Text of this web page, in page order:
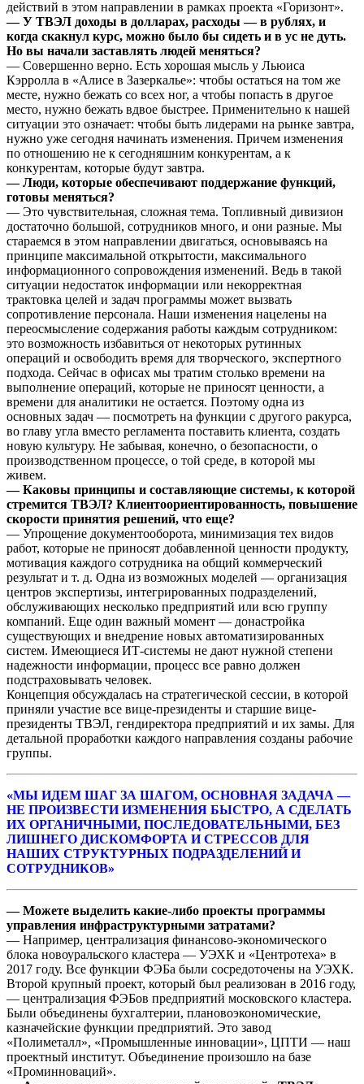
действий в этом направлении в рамках проекта «Горизонт».
— У ТВЭЛ доходы в долларах, расходы — в рублях, и
когда скакнул курс, можно было бы сидеть и в ус не дуть.
Но вы начали заставлять людей меняться?
— Совершенно верно. Есть хорошая мысль у Льюиса
Кэрролла в «Алисе в Зазеркалье»: чтобы остаться на том же
месте, нужно бежать со всех ног, а чтобы попасть в другое
место, нужно бежать вдвое быстрее. Применительно к нашей
ситуации это означает: чтобы быть лидерами на рынке завтра,
нужно уже сегодня начинать изменения. Причем изменения
по отношению не к сегодняшним конкурентам, а к
конкурентам, которые будут завтра.
— Люди, которые обеспечивают поддержание функций,
готовы меняться?
— Это чувствительная, сложная тема. Топливный дивизион
достаточно большой, сотрудников много, и они разные. Мы
стараемся в этом направлении двигаться, основываясь на
принципе максимальной открытости, максимального
информационного сопровождения изменений. Ведь в такой
ситуации недостаток информации или некорректная
трактовка целей и задач программы может вызвать
сопротивление персонала. Наши изменения нацелены на
переосмысление содержания работы каждым сотрудником:
это возможность избавиться от некоторых рутинных
операций и освободить время для творческого, экспертного
подхода. Сейчас в офисах мы тратим столько времени на
выполнение операций, которые не приносят ценности, а
времени для аналитики не остается. Поэтому одна из
основных задач — посмотреть на функции с другого ракурса,
во главу угла вместо регламента поставить клиента, создать
новую культуру. Не забывая, конечно, о безопасности, о
производственном процессе, о той среде, в которой мы
живем.
— Каковы принципы и составляющие системы, к которой
стремится ТВЭЛ? Клиентоориентированность, повышение
скорости принятия решений, что еще?
— Упрощение документооборота, минимизация тех видов
работ, которые не приносят добавленной ценности продукту,
мотивация каждого сотрудника на общий коммерческий
результат и т. д. Одна из возможных моделей — организация
центров экспертизы, интегрированных подразделений,
обслуживающих несколько предприятий или всю группу
компаний. Еще один важный момент — донастройка
существующих и внедрение новых автоматизированных
систем. Имеющиеся ИТ-системы не дают нужной степени
надежности информации, процесс все равно должен
подстраховывать человек.
Концепция обсуждалась на стратегической сессии, в которой
приняли участие все вице-президенты и старшие вице-
президенты ТВЭЛ, гендиректора предприятий и их замы. Для
детальной проработки каждого направления созданы рабочие
группы.
«МЫ ИДЕМ ШАГ ЗА ШАГОМ, ОСНОВНАЯ ЗАДАЧА —
НЕ ПРОИЗВЕСТИ ИЗМЕНЕНИЯ БЫСТРО, А СДЕЛАТЬ
ИХ ОРГАНИЧНЫМИ, ПОСЛЕДОВАТЕЛЬНЫМИ, БЕЗ
ЛИШНЕГО ДИСКОМФОРТА И СТРЕССОВ ДЛЯ
НАШИХ СТРУКТУРНЫХ ПОДРАЗДЕЛЕНИЙ И
СОТРУДНИКОВ»
— Можете выделить какие-либо проекты программы
управления инфраструктурными затратами?
— Например, централизация финансово-экономического
блока новоуральского кластера — УЭХК и «Центротеха» в
2017 году. Все функции ФЭБа были сосредоточены на УЭХК.
Второй крупный проект, который был реализован в 2016 году,
— централизация ФЭБов предприятий московского кластера.
Были объединены бухгалтерии, плановоэкономические,
казначейские функции предприятий. Это завод
«Полиметалл», «Промышленные инновации», ЦПТИ — наш
проектный институт. Объединение произошло на базе
«Проминноваций».